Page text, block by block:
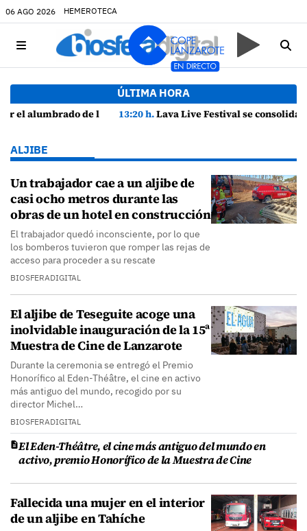
06 AGO 2026 HEMEROTECA
ÚLTIMA HORA
13:20 h.Lava Live Festival se consolida como atractivo turístico y agente dinamizador de la economía de Lanzarote
ALJIBE
Un trabajador cae a un aljibe de
casi ocho metros durante las
obras de un hotel en construcción
El trabajador quedó inconsciente, por lo que
los bomberos tuvieron que romper las rejas de
acceso para proceder a su rescate
BIOSFERADIGITAL
El aljibe de Teseguite acoge una
inolvidable inauguración de la 15ª
Muestra de Cine de Lanzarote
Durante la ceremonia se entregó el Premio
Honorífico al Eden-Théâtre, el cine en activo
más antiguo del mundo, recogido por su
director Michel…
BIOSFERADIGITAL
El Eden-Théâtre, el cine más antiguo del mundo en
activo, premio Honorífico de la Muestra de Cine
Fallecida una mujer en el interior
de un aljibe en Tahíche